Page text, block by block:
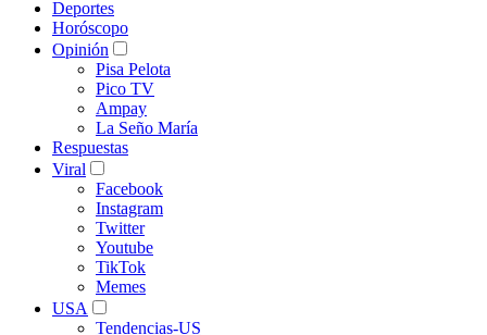
Deportes
Horóscopo
Opinión
Pisa Pelota
Pico TV
Ampay
La Seño María
Respuestas
Viral
Facebook
Instagram
Twitter
Youtube
TikTok
Memes
USA
Tendencias-US